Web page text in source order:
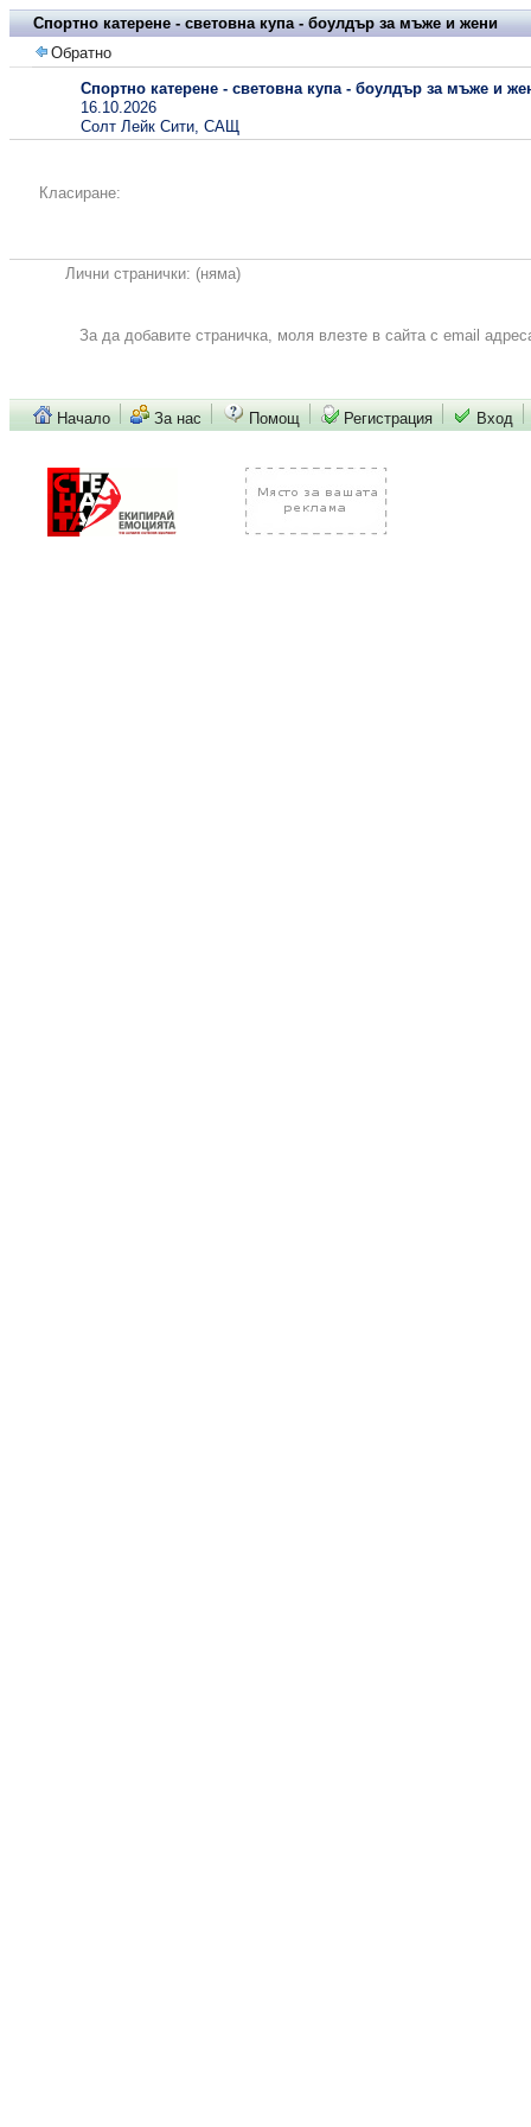
Спортно катерене - световна купа - боулдър за мъже и жени
Обратно
Спортно катерене - световна купа - боулдър за мъже и
16.10.2026
Солт Лейк Сити, САЩ
Класиране:
Лични странички: (няма)
За да добавите страничка, моля влезте в сайта с email
Начало За нас Помощ Регистрация Вход